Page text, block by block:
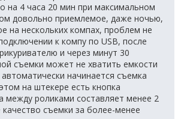
на 4 часа 20 мин при максимальном
довольно приемлемое, даже ночью,
на нескольких компах, проблем не
к компу по USB, после
и через минут 30
съемки может не хватить емкости
начинается съемка
на штекере есть кнопка
между роликами составляет менее 2
съемки за более-менее